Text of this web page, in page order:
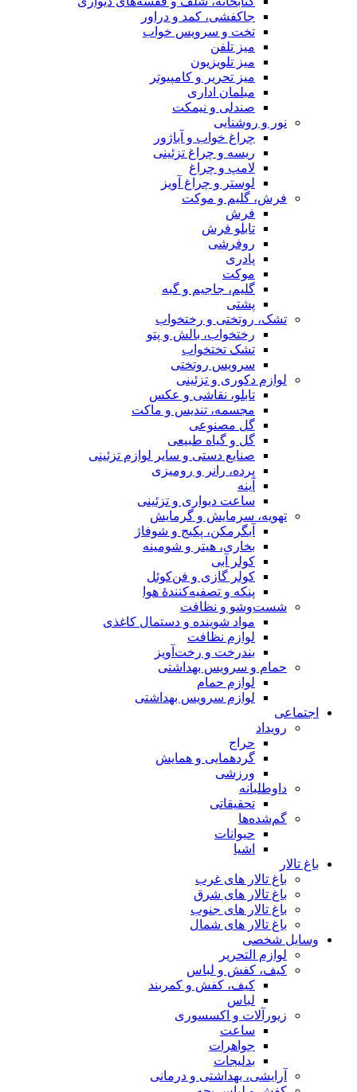
جاکفشی، کمد و دراور
تخت و سرویس خواب
میز تلفن
میز تلویزیون
میز تحریر و کامپیوتر
مبلمان اداری
صندلی و نیمکت
نور و روشنایی
چراغ خواب و آباژور
ریسه و چراغ تزئینی
لامپ و چراغ
لوستر و چراغ آویز
فرش، گلیم و موکت
فرش
تابلو فرش
روفرشی
پادری
موکت
گلیم، جاجیم و گبه
پشتی
تشک، روتختی و رختخواب
رختخواب، بالش و پتو
تشک تختخواب
سرویس روتختی
لوازم دکوری و تزئینی
تابلو، نقاشی و عکس
مجسمه، تندیس و ماکت
گل مصنوعی
گل و گیاه طبیعی
صنایع دستی و سایر لوازم تزئینی
پرده، رانر و رومیزی
آینه
ساعت دیواری و تزئینی
تهویه، سرمایش و گرمایش
آبگرمکن، پکیج و شوفاژ
بخاری، هیتر و شومینه
کولر آبی
کولر گازی و فن‌کوئل
پنکه و تصفیه‌کنندهٔ هوا
شست‌وشو و نظافت
مواد شوینده و دستمال کاغذی
لوازم نظافت
بندرخت و رخت‌آویز
حمام و سرویس بهداشتی
لوازم حمام
لوازم سرویس بهداشتی
اجتماعی
رویداد
حراج
گردهمایی و همایش
ورزشی
داوطلبانه
تحقیقاتی
گم‌شده‌ها
حیوانات
اشیا
باغ تالار
باغ تالار های غرب
باغ تالار های شرق
باغ تالار های جنوب
باغ تالار های شمال
وسایل شخصی
لوازم التحریر
کیف، کفش و لباس
کیف، کفش و کمربند
لباس
زیورآلات و اکسسوری
ساعت
جواهرات
بدلیجات
آرایشی، بهداشتی و درمانی